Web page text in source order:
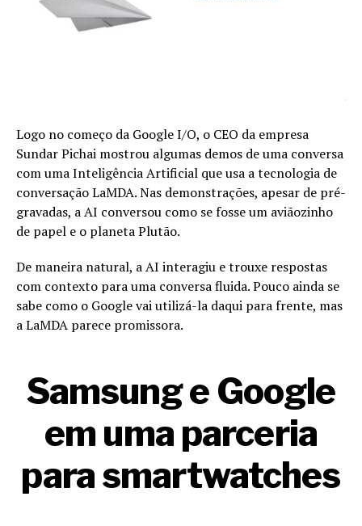
Logo no começo da Google I/O, o CEO da empresa
Sundar Pichai mostrou algumas demos de uma conversa
com uma Inteligência Artificial que usa a tecnologia de
conversação LaMDA. Nas demonstrações, apesar de pré-
gravadas, a AI conversou como se fosse um aviãozinho
de papel e o planeta Plutão.
De maneira natural, a AI interagiu e trouxe respostas
com contexto para uma conversa fluida. Pouco ainda se
sabe como o Google vai utilizá-la daqui para frente, mas
a LaMDA parece promissora.
Samsung e Google
em uma parceria
para smartwatches